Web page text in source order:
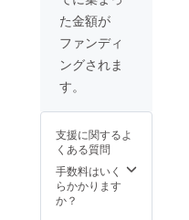
た金額が
ファンディ
ングされま
す。
支援に関するよ
くある質問
手数料はいく
らかかります
か？